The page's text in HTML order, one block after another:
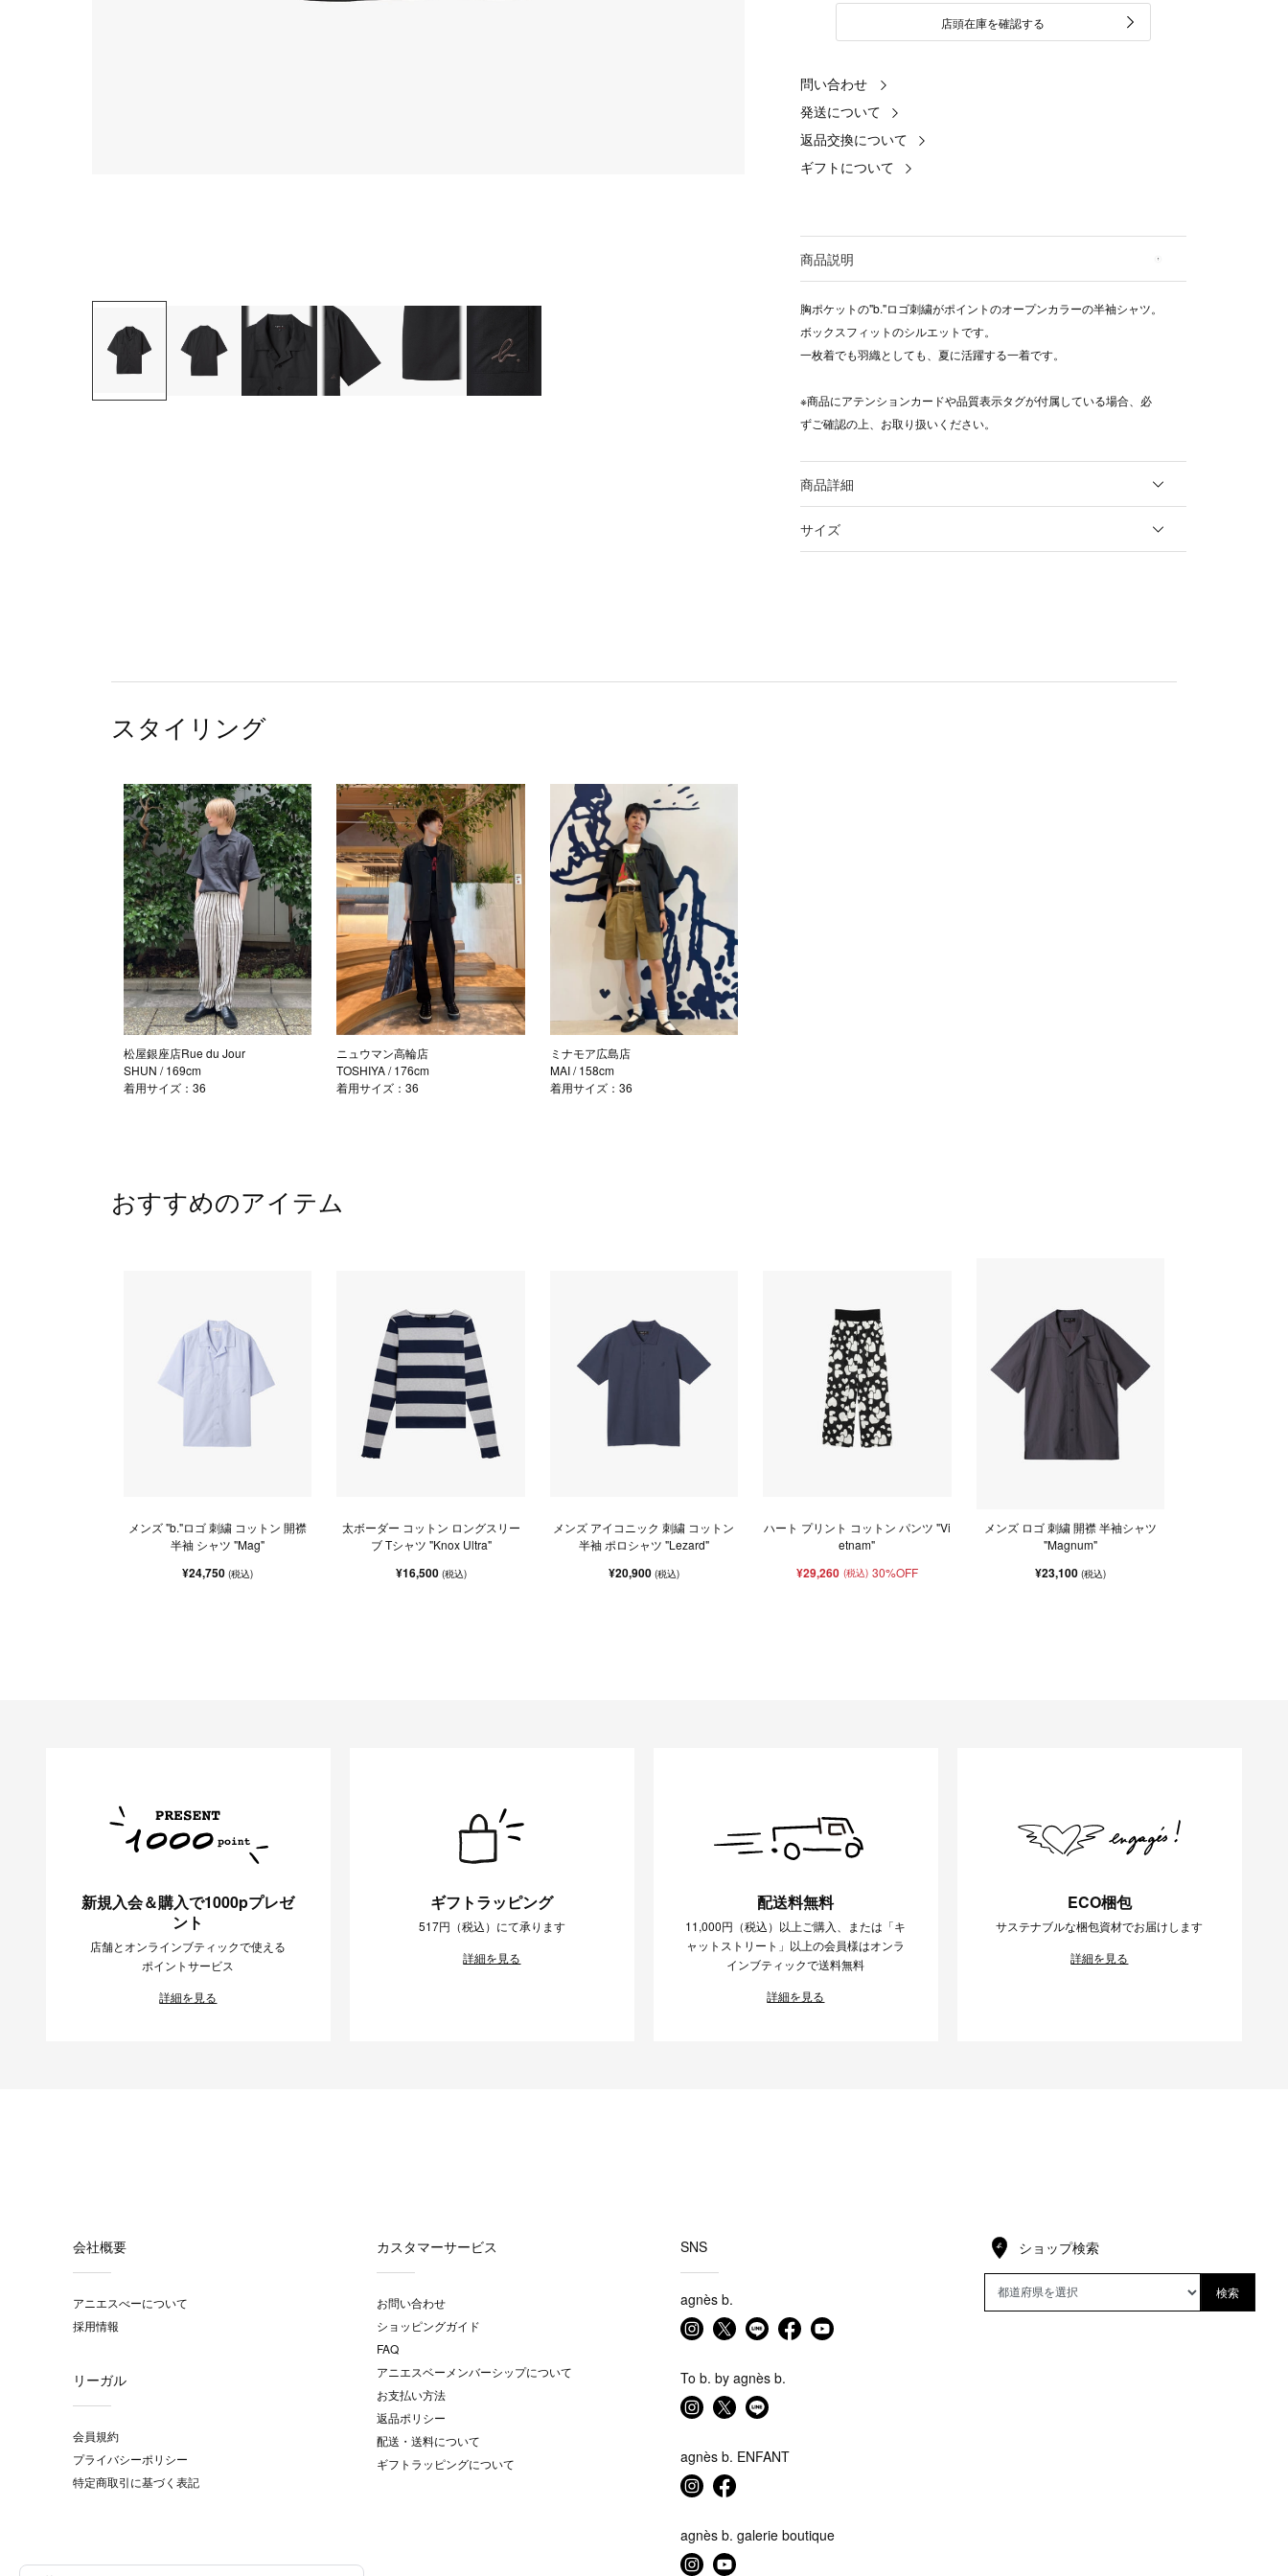
店頭在庫を確認する
問い合わせ
発送について
返品交換について
ギフトについて
商品説明
胸ポケットの"b."ロゴ刺繍がポイントのオープンカラーの半袖シャツ。
ボックスフィットのシルエットです。
一枚着でも羽織としても、夏に活躍する一着です。
※商品にアテンションカードや品質表示タグが付属している場合、必
ずご確認の上、お取り扱いください。
商品詳細
サイズ
スタイリング
松屋銀座店Rue du Jour
SHUN / 169cm
着用サイズ：36
ニュウマン高輪店
TOSHIYA/ 176cm
着用サイズ：36
ミナモア広島店
MAI/ 158cm
着用サイズ：36
おすすめのアイテム
メンズ "b."ロゴ 刺繍 コットン 開襟
半袖 シャツ "Mag"
¥24,750(税込)
太ボーダー コットン ロングスリー
ブ Tシャツ "Knox Ultra"
¥16,500 (税込)
メンズ アイコニック 刺繍 コットン
半袖 ポロシャツ "Lezard"
¥20,900 (税込)
ハート プリント コットン パンツ "Vi
etnam"
¥29,260 (税込) 30%OFF
メンズ ロゴ 刺繍 開襟 半袖シャツ
"Magnum"
¥23,100 (税込)
新規入会＆購入で1000pプレゼ
ント
店舗とオンラインブティックで使える
ポイントサービス
詳細を見る
ギフトラッピング
517円（税込）にて承ります
詳細を見る
配送料無料
11,000円（税込）以上ご購入、または「キ
ャットストリート」以上の会員様はオンラ
インブティックで送料無料
詳細を見る
ECO梱包
サステナブルな梱包資材でお届けします
詳細を見る
会社概要
アニエスべーについて
採用情報
リーガル
会員規約
プライバシーポリシー
特定商取引に基づく表記
カスタマーサービス
お問い合わせ
ショッピングガイド
FAQ
アニエスベーメンバーシップについて
お支払い方法
返品ポリシー
配送・送料について
ギフトラッピングについて
SNS
agnès b.
To b. by agnès b.
agnès b. ENFANT
agnès b. galerie boutique
ショップ検索
検索